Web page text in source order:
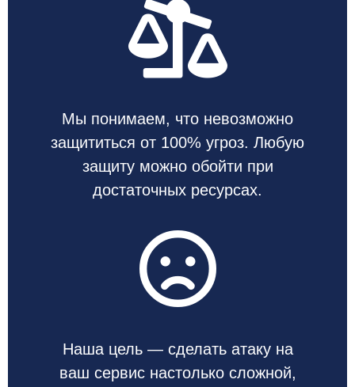
Мы понимаем, что невозможно
защититься от 100% угроз. Любую
защиту можно обойти при
достаточных ресурсах.
Наша цель — сделать атаку на
ваш сервис настолько сложной,